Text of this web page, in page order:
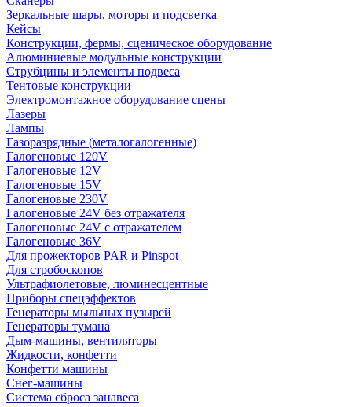
Зеркальные шары, моторы и подсветка
Кейсы
Конструкции, фермы, сценическое оборудование
Алюминиевые модульные конструкции
Струбцины и элементы подвеса
Тентовые конструкции
Электромонтажное оборудование сцены
Лазеры
Лампы
Газоразрядные (металогалогенные)
Галогеновые 120V
Галогеновые 12V
Галогеновые 15V
Галогеновые 230V
Галогеновые 24V без отражателя
Галогеновые 24V с отражателем
Галогеновые 36V
Для прожекторов PAR и Pinspot
Для стробоскопов
Ультрафиолетовые, люминесцентные
Приборы спецэффектов
Генераторы мыльных пузырей
Генераторы тумана
Дым-машины, вентиляторы
Жидкости, конфетти
Конфетти машины
Снег-машины
Система сброса занавеса